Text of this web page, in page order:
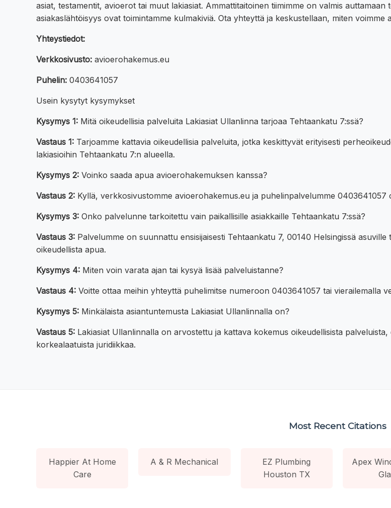
asiat, testamentit, avioerot tai muut lakiasiat. Ammattitaitoinen tiimimme on valmis
asiakaslähtöisyys ovat toimintamme kulmakiviä. Ota yhteyttä ja keskustellaan, miten voimme
Yhteystiedot:
Verkkosivusto: avioerohakemus.eu
Puhelin: 0403641057
Usein kysytyt kysymykset
Kysymys 1: Mitä oikeudellisia palveluita Lakiasiat Ullanlinna tarjoaa Tehtaankatu 7:ssä?
Vastaus 1: Tarjoamme kattavia oikeudellisia palveluita, jotka keskittyvät erityisesti
lakiasioihin Tehtaankatu 7:n alueella.
Kysymys 2: Voinko saada apua avioerohakemuksen kanssa?
Vastaus 2: Kyllä, verkkosivustomme avioerohakemus.eu ja puhelinpalvelumme
Kysymys 3: Onko palvelunne tarkoitettu vain paikallisille asiakkaille Tehtaankatu 7:ssä?
Vastaus 3: Palvelumme on suunnattu ensisijaisesti Tehtaankatu 7, 00140 Helsingissä
oikeudellista apua.
Kysymys 4: Miten voin varata ajan tai kysyä lisää palveluistanne?
Vastaus 4: Voitte ottaa meihin yhteyttä puhelimitse numeroon 0403641057 tai vierailemalla
Kysymys 5: Minkälaista asiantuntemusta Lakiasiat Ullanlinnalla on?
Vastaus 5: Lakiasiat Ullanlinnalla on arvostettu ja kattava kokemus oikeudellisista
korkealaatuista juridiikkaa.
Most Recent Citations
Happier At Home
Care
A & R Mechanical
EZ Plumbing
Houston TX
Apex